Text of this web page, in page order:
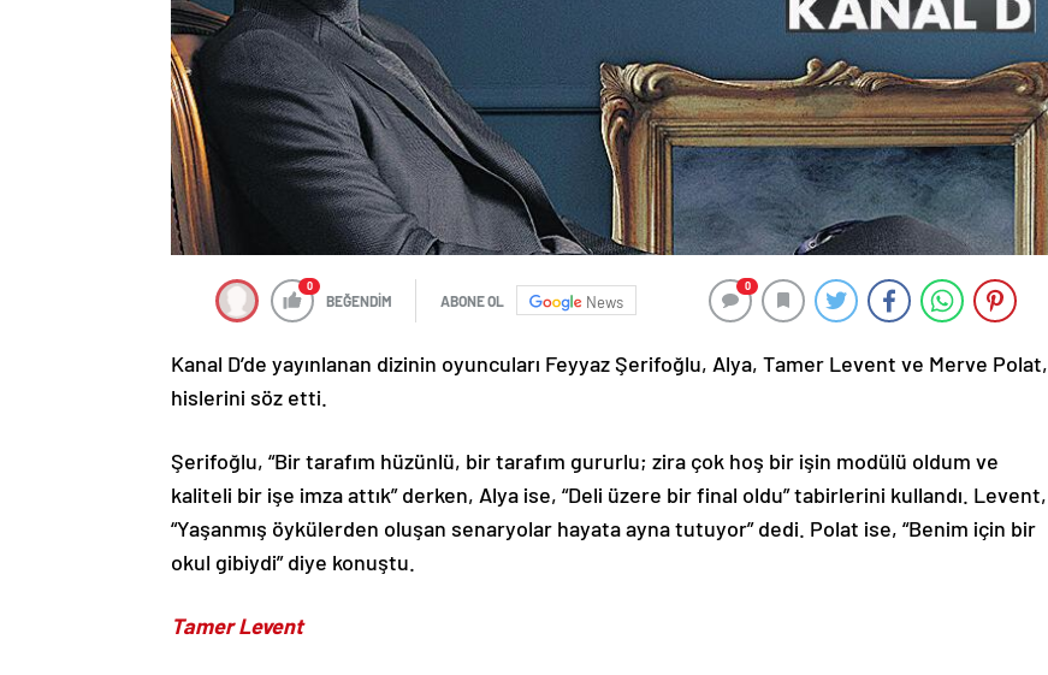
0
BEĞENDİM ABONE OL News
0
Kanal D’de yayınlanan dizinin oyuncuları Feyyaz Şerifoğlu, Alya, Tamer Levent ve Merve Polat,
hislerini söz etti.
Şerifoğlu, “Bir tarafım hüzünlü, bir tarafım gururlu; zira çok hoş bir işin modülü oldum ve
kaliteli bir işe imza attık” derken, Alya ise, “Deli üzere bir final oldu” tabirlerini kullandı. Levent,
“Yaşanmış öykülerden oluşan senaryolar hayata ayna tutuyor” dedi. Polat ise, “Benim için bir
okul gibiydi” diye konuştu.
Tamer Levent